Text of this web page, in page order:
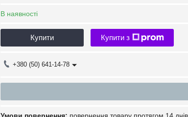
В наявності
Купити Купити з
+380 (50) 641-14-78